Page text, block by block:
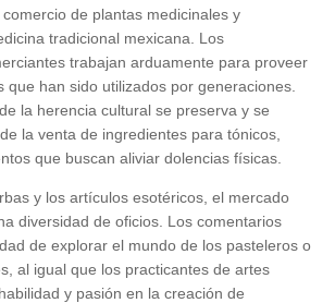
de plantas medicinales y
tradicional mexicana. Los
trabajan arduamente para proveer
que han sido utilizados por generaciones.
la herencia cultural se preserva y se
la venta de ingredientes para tónicos,
que buscan aliviar dolencias físicas.
y los artículos esotéricos, el mercado
diversidad de oficios. Los comentarios
de explorar el mundo de los pasteleros o
al igual que los practicantes de artes
y pasión en la creación de